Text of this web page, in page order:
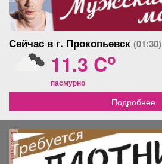
Сейчас в г. Прокопьевск (01:30)
11.3 Co
пасмурно
Подробнее
реклама